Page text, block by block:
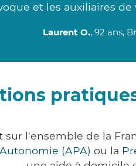
et les auxiliaires de
Laurent O., 92 ans,
l'ensemble de la
(APA) ou la